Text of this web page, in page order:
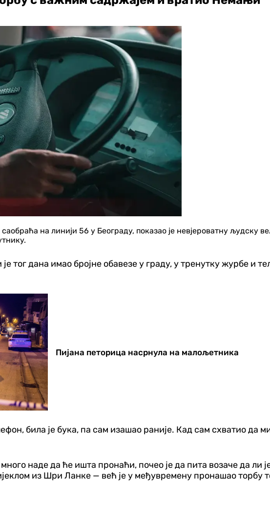
на линији 56 у Београду, показао је невјероватну људску
тог дана имао бројне обавезе у граду, у тренутку журбе и
Пијана петорица насрнула на малољетника
била је бука, па сам изашао раније. Кад сам схватио да
наде да ће ишта пронаћи, почео је да пита возаче да ли
из Шри Ланке — већ је у међувремену пронашао торбу